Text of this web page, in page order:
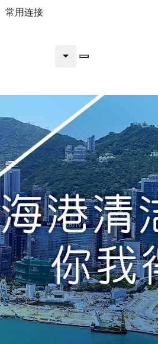
常用连接